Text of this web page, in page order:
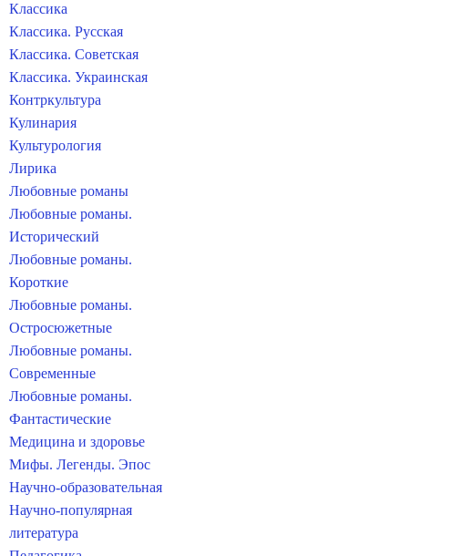
Классика
Классика. Русская
Классика. Советская
Классика. Украинская
Контркультура
Кулинария
Культурология
Лирика
Любовные романы
Любовные романы.
Исторический
Любовные романы.
Короткие
Любовные романы.
Остросюжетные
Любовные романы.
Современные
Любовные романы.
Фантастические
Медицина и здоровье
Мифы. Легенды. Эпос
Научно-образовательная
Научно-популярная
литература